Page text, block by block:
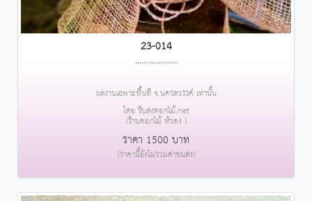
23-014
....................
ผลงานเฉพาะพื้นที่ จ.นครสวรรค์ เท่านั้น
โดย รับส่งดอกไม้.net
(ร้านดอกไม้ หัวดง )
ราคา 1500 บาท
(ราคานี้ยังไม่รวมค่าขนส่ง)